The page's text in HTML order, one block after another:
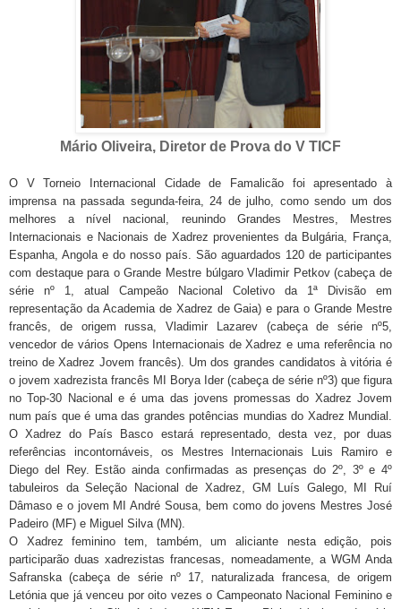
Mário Oliveira, Diretor de Prova do V TICF
O V Torneio Internacional Cidade de Famalicão foi apresentado à
imprensa na passada segunda-feira, 24 de julho, como sendo um dos
melhores a nível nacional, reunindo Grandes Mestres, Mestres
Internacionais e Nacionais de Xadrez provenientes da Bulgária, França,
Espanha, Angola e do nosso país. São aguardados 120 de participantes
com destaque para o Grande Mestre búlgaro Vladimir Petkov (cabeça de
série nº 1, atual Campeão Nacional Coletivo da 1ª Divisão em
representação da Academia de Xadrez de Gaia) e para o Grande Mestre
francês, de origem russa, Vladimir Lazarev (cabeça de série nº5,
vencedor de vários Opens Internacionais de Xadrez e uma referência no
treino de Xadrez Jovem francês). Um dos grandes candidatos à vitória é
o jovem xadrezista francês MI Borya Ider (cabeça de série nº3) que figura
no Top-30 Nacional e é uma das jovens promessas do Xadrez Jovem
num país que é uma das grandes potências mundias do Xadrez Mundial.
O Xadrez do País Basco estará representado, desta vez, por duas
referências incontornáveis, os Mestres Internacionais Luis Ramiro e
Diego del Rey. Estão ainda confirmadas as presenças do 2º, 3º e 4º
tabuleiros da Seleção Nacional de Xadrez, GM Luís Galego, MI Ruí
Dâmaso e o jovem MI André Sousa, bem como do jovens Mestres José
Padeiro (MF) e Miguel Silva (MN).
O Xadrez feminino tem, também, um aliciante nesta edição, pois
participarão duas xadrezistas francesas, nomeadamente, a WGM Anda
Safranska (cabeça de série nº 17, naturalizada francesa, de origem
Letónia que já venceu por oito vezes o Campeonato Nacional Feminino e